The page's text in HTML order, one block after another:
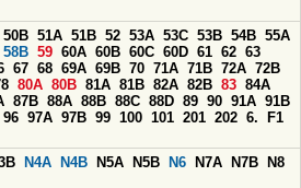
50B 51A 51B 52 53A 53C 53B 54B 55A
58B 59 60A 60B 60C 60D 61 62 63
67 68 69A 69B 70 71A 71B 72A 72B
80A 80B 81A 81B 82A 82B 83 84A
87B 88A 88B 88C 88D 89 90 91A 91B
96 97A 97B 99 100 101 201 202 6.
F1
N4A N4B N5A N5B N6 N7A N7B
N8